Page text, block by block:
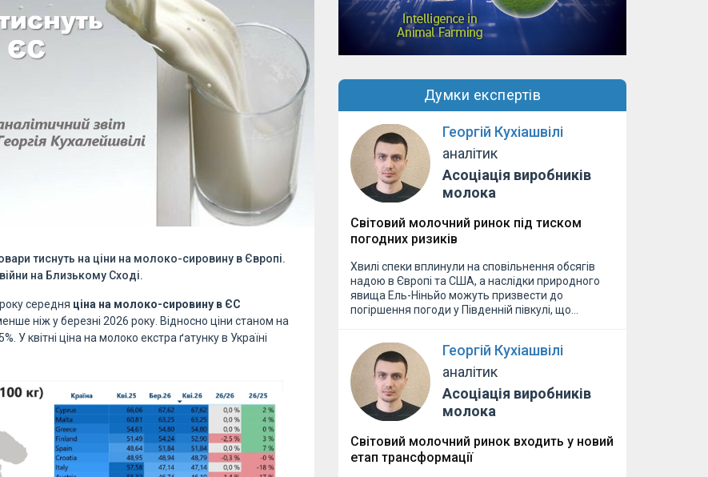
Думки експертів
Георгій Кухіашвілі
аналітик
Асоціація виробників
молока
Світовий молочний ринок під тиском
погодних ризиків
Хвилі спеки вплинули на сповільнення обсягів
надою в Європі та США, а наслідки природного
явища Ель-Ніньйо можуть призвести до
погіршення погоди у Південній півкулі, що…
Георгій Кухіашвілі
аналітик
Асоціація виробників
молока
Світовий молочний ринок входить у новий
етап трансформації
тиснуть на ціни на молоко-сировину в Європі.
на Близькому Сході.
року середня ціна на молоко-сировину в ЄС
ніж у березні 2026 року. Відносно ціни станом на
У квітні ціна на молоко екстра ґатунку в Україні